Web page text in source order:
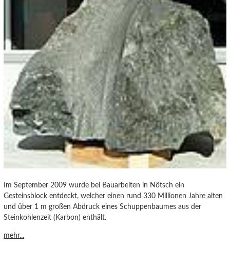
Im September 2009 wurde bei Bauarbeiten in Nötsch ein
Gesteinsblock entdeckt, welcher einen rund 330 Millionen Jahre alten
und über 1 m großen Abdruck eines Schuppenbaumes aus der
Steinkohlenzeit (Karbon) enthält.
mehr...